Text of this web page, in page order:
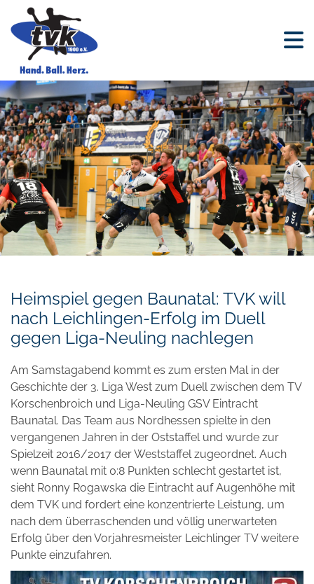
Heimspiel gegen Baunatal: TVK will
nach Leichlingen-Erfolg im Duell
gegen Liga-Neuling nachlegen
Am Samstagabend kommt es zum ersten Mal in der
Geschichte der 3. Liga West zum Duell zwischen dem TV
Korschenbroich und Liga-Neuling GSV Eintracht
Baunatal. Das Team aus Nordhessen spielte in den
vergangenen Jahren in der Oststaffel und wurde zur
Spielzeit 2016/2017 der Weststaffel zugeordnet. Auch
wenn Baunatal mit 0:8 Punkten schlecht gestartet ist,
sieht Ronny Rogawska die Eintracht auf Augenhöhe mit
dem TVK und fordert eine konzentrierte Leistung, um
nach dem überraschenden und völlig unerwarteten
Erfolg über den Vorjahresmeister Leichlinger TV weitere
Punkte einzufahren.